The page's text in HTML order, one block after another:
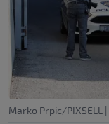
Marko Prpic/PIXSELL |